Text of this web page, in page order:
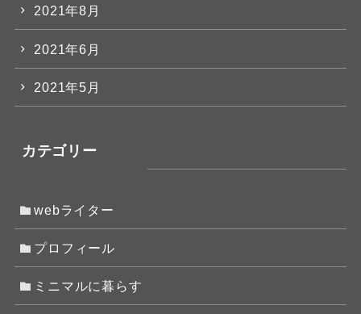
2021年8月
2021年6月
2021年5月
カテゴリー
webライター
プロフィール
ミニマルに暮らす